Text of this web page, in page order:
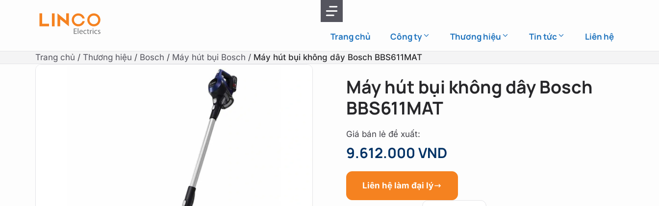
Trang chủ Công ty Thương hiệu Tin tức Liên hệ
Trang chủ / Thương hiệu / Bosch / Máy hút bụi Bosch / Máy hút bụi không dây Bosch BBS611MAT
Máy hút bụi không dây Bosch
BBS611MAT
Giá bán lẻ đề xuất:
9.612.000 VND
Liên hệ làm đại lý